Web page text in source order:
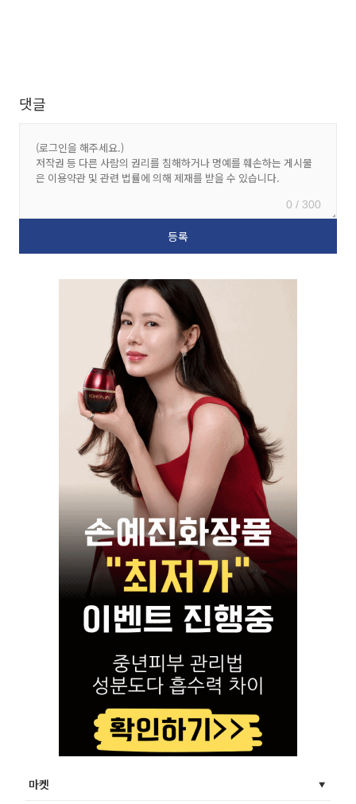
댓글
0 / 300
마켓